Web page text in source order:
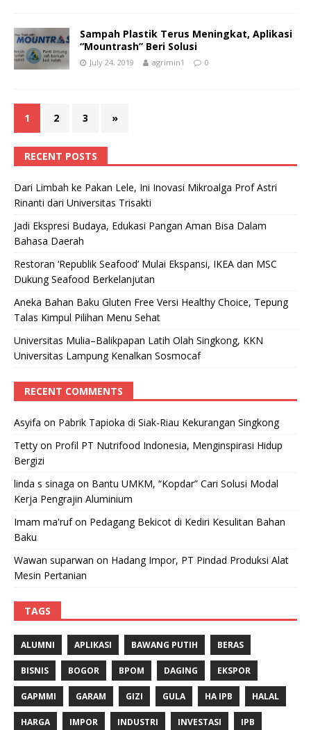
Sampah Plastik Terus Meningkat, Aplikasi
“Mountrash” Beri Solusi
July 24, 2019 agrimin1 0
1 2 3 »
RECENT POSTS
Dari Limbah ke Pakan Lele, Ini Inovasi Mikroalga Prof Astri
Rinanti dari Universitas Trisakti
Jadi Ekspresi Budaya, Edukasi Pangan Aman Bisa Dalam
Bahasa Daerah
Restoran ‘Republik Seafood’ Mulai Ekspansi, IKEA dan MSC
Dukung Seafood Berkelanjutan
Aneka Bahan Baku Gluten Free Versi Healthy Choice, Tepung
Talas Kimpul Pilihan Menu Sehat
Universitas Mulia–Balikpapan Latih Olah Singkong, KKN
Universitas Lampung Kenalkan Sosmocaf
RECENT COMMENTS
Asyifa on Pabrik Tapioka di Siak-Riau Kekurangan Singkong
Tetty on Profil PT Nutrifood Indonesia, Menginspirasi Hidup
Bergizi
linda s sinaga on Bantu UMKM, “Kopdar” Cari Solusi Modal
Kerja Pengrajin Aluminium
Imam ma'rufon Pedagang Bekicot di Kediri Kesulitan Bahan
Baku
Wawan suparwan on Hadang Impor, PT Pindad Produksi Alat
Mesin Pertanian
TAGS
ALUMNI APLIKASI BAWANG PUTIH BERAS
BISNIS BOGOR BPOM DAGING EKSPOR
GAPMMI GARAM GIZI GULA HA IPB HALAL
HARGA IMPOR INDUSTRI INVESTASI IPB